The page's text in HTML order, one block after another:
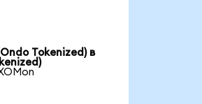
Tokenized) в